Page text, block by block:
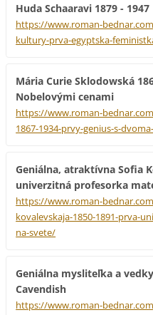
Huda Schaaravi 1879 - 1947
https://www.roman-
kultury-prva-egyptska-
Mária Curie Sklodowská
Nobelovými cenami
https://www.roman-
1867-1934-prvy-genius-s-
Geniálna, atraktívna Sofia
univerzitná profesorka
https://www.roman-
kovalevskaja-1850-1891-prva-
na-svete/
Geniálna mysliteľka a
Cavendish
https://www.roman-